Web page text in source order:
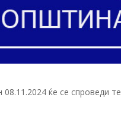
ќе се спроведи